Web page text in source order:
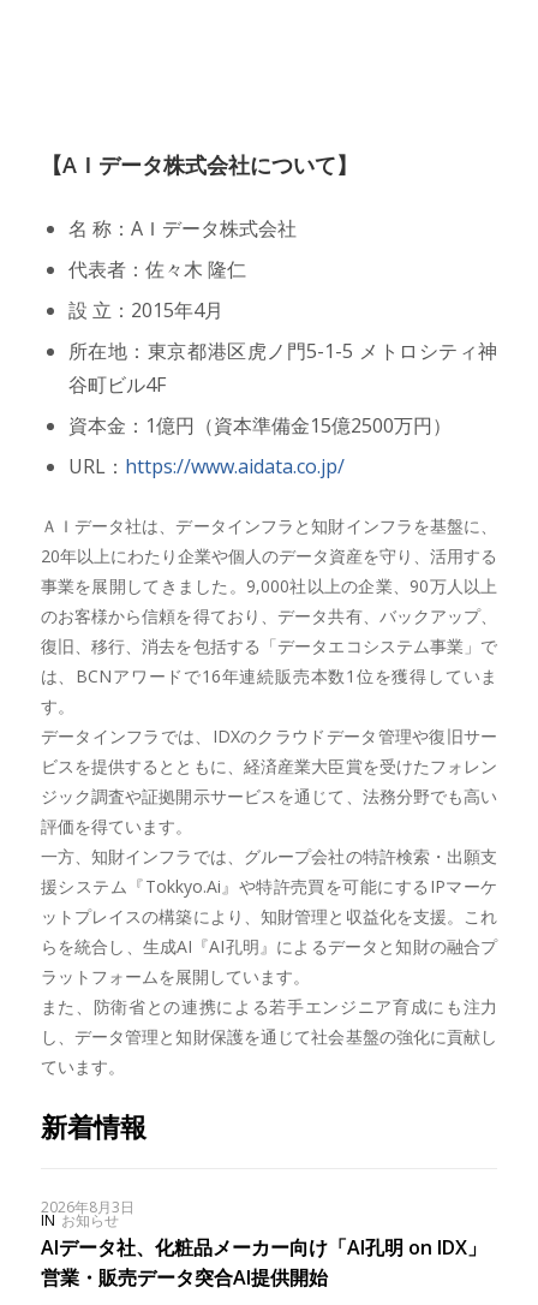
【AＩデータ株式会社について】
名 称：AＩデータ株式会社
代表者：佐々木 隆仁
設 立：2015年4月
所在地：東京都港区虎ノ門5-1-5 メトロシティ神
谷町ビル4F
資本金：1億円（資本準備金15億2500万円）
URL： https://www.aidata.co.jp/
ＡＩデータ社は、データインフラと知財インフラを基盤に、
20年以上にわたり企業や個人のデータ資産を守り、活用する
事業を展開してきました。9,000社以上の企業、90万人以上
のお客様から信頼を得ており、データ共有、バックアップ、
復旧、移行、消去を包括する「データエコシステム事業」で
は、BCNアワードで16年連続販売本数1位を獲得していま
す。
データインフラでは、IDXのクラウドデータ管理や復旧サー
ビスを提供するとともに、経済産業大臣賞を受けたフォレン
ジック調査や証拠開示サービスを通じて、法務分野でも高い
評価を得ています。
一方、知財インフラでは、グループ会社の特許検索・出願支
援システム『Tokkyo.Ai』や特許売買を可能にするIPマーケ
ットプレイスの構築により、知財管理と収益化を支援。これ
らを統合し、生成AI『AI孔明』によるデータと知財の融合プ
ラットフォームを展開しています。
また、防衛省との連携による若手エンジニア育成にも注力
し、データ管理と知財保護を通じて社会基盤の強化に貢献し
ています。
新着情報
2026年8月3日
IN お知らせ
AIデータ社、化粧品メーカー向け「AI孔明 on IDX」
営業・販売データ突合AI提供開始